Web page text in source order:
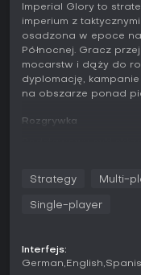
Imperial Glory to
imperium z
osadzona w epoce
Północnej. Gracz
mocarstw i dąży do
dyplomację,
na obszarze ponad
Rozgrywka
utrzymuje relacje
dostarczają
Walki rozgrywają się
trójwymiarowym
Strategy Multi-
Single-player
Interfejs:
German English